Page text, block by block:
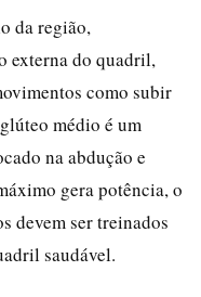
da região,
externa do quadril,
como subir
médio é um
na abdução e
gera potência, o
devem ser treinados
saudável.